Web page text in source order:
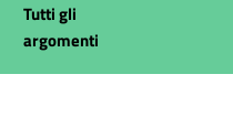
Tutti gli
argomenti